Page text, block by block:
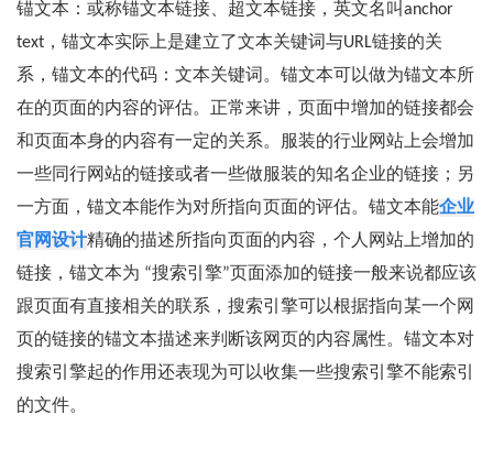
锚文本：或称锚文本链接、超文本链接，英文名叫anchor
text，锚文本实际上是建立了文本关键词与URL链接的关
系，锚文本的代码：文本关键词。锚文本可以做为锚文本所
在的页面的内容的评估。正常来讲，页面中增加的链接都会
和页面本身的内容有一定的关系。服装的行业网站上会增加
一些同行网站的链接或者一些做服装的知名企业的链接；另
一方面，锚文本能作为对所指向页面的评估。锚文本能企业
官网设计精确的描述所指向页面的内容，个人网站上增加的
链接，锚文本为 “搜索引擎”页面添加的链接一般来说都应该
跟页面有直接相关的联系，搜索引擎可以根据指向某一个网
页的链接的锚文本描述来判断该网页的内容属性。锚文本对
搜索引擎起的作用还表现为可以收集一些搜索引擎不能索引
的文件。